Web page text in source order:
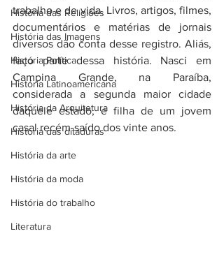
História das Religiões
História das Imagens
História Política
História Latinoamericana
História da Arquitetura
História das ditaduras
História da arte
História da moda
História do trabalho
Literatura
trabalho e de vida. Livros, artigos, filmes,
documentários e matérias de jornais
diversos dão conta desse registro. Aliás,
faço parte dessa história. Nasci em
Campina Grande, na Paraíba,
considerada a segunda maior cidade
daquele estado, e filha de um jovem
casal recém-saído dos vinte anos.